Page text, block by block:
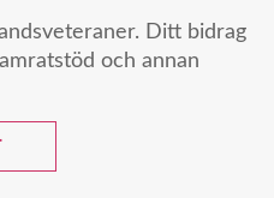
Ditt bidrag
och annan